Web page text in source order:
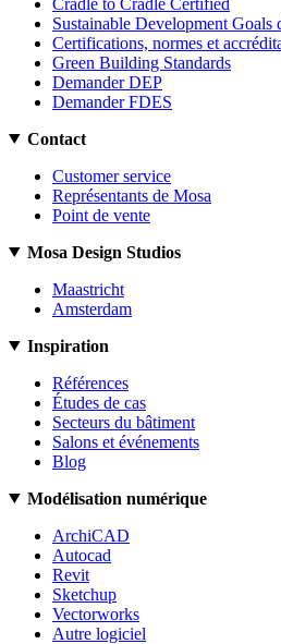
Sustainable Development Goals
Certifications, normes et
Green Building Standards
Demander DEP
Demander FDES
Contact
Customer service
Représentants de Mosa
Point de vente
Mosa Design Studios
Maastricht
Amsterdam
Inspiration
Références
Études de cas
Secteurs du bâtiment
Salons et événements
Blog
Modélisation numérique
ArchiCAD
Autocad
Revit
Sketchup
Vectorworks
Autre logiciel